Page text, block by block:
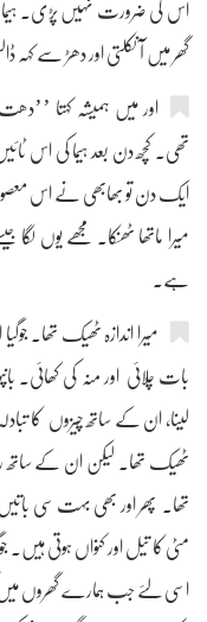
اس کی ضرورت نہیں پڑی۔ ہیما
گھر میں آ نکلتی اور دھڑ سے کہہ
اور میں ہمیشہ کہتا
تھی۔ کچھ دن بعد ہیما کی اس
ایک دن تو بھابھی نے اس معصوم
میرا ماتھا ٹھنکا۔ مجھے یوں
ہے۔
میرا اندازہ ٹھیک تھا۔
بات چلائی اور منہ کی کھائی۔
لینا، ان کے ساتھ چیزوں کا
ٹھیک تھا۔ لیکن ان کے
تھا۔ پھر اور بھی بہت سی
مٹی کا تیل اور کنواں ہوتی ہیں۔
اسی لئے جب ہمارے گھروں میں